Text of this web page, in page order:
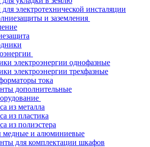
электротехнической инсталяции
и заземления
электроэнергии однофазные
электроэнергии трехфазные
тока
дополнительные
из металла
из пластика
из полиэстера
и алюминиевые
для комплектации шкафов